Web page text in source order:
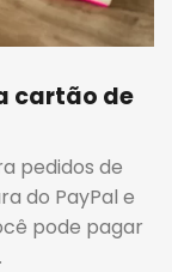
cartão de
pedidos de
do PayPal e
pode pagar